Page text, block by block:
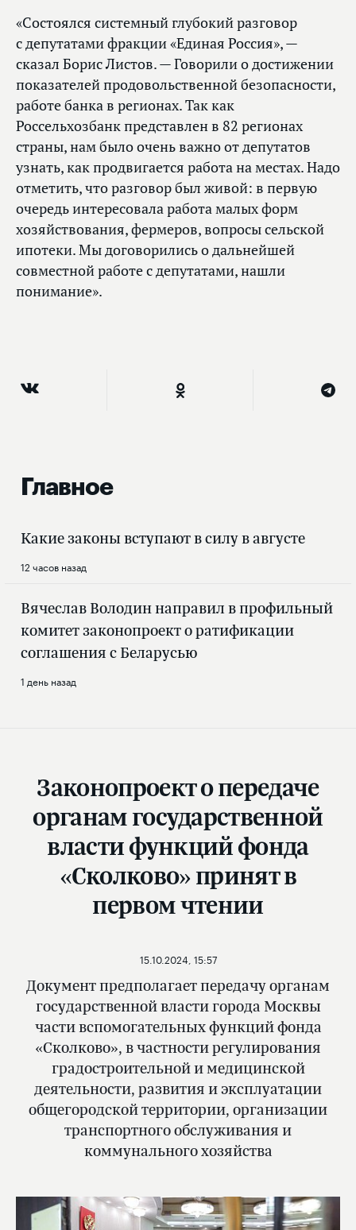
«Состоялся системный глубокий разговор
с депутатами фракции «Единая Россия», —
сказал Борис Листов. — Говорили о достижении
показателей продовольственной безопасности,
работе банка в регионах. Так как
Россельхозбанк представлен в 82 регионах
страны, нам было очень важно от депутатов
узнать, как продвигается работа на местах. Надо
отметить, что разговор был живой: в первую
очередь интересовала работа малых форм
хозяйствования, фермеров, вопросы сельской
ипотеки. Мы договорились о дальнейшей
совместной работе с депутатами, нашли
понимание».
Главное
Какие законы вступают в силу в августе
12 часов назад
Вячеслав Володин направил в профильный
комитет законопроект о ратификации
соглашения с Беларусью
1 день назад
Законопроект о передаче
органам государственной
власти функций фонда
«Сколково» принят в
первом чтении
Документ предполагает передачу органам
государственной власти города Москвы
части вспомогательных функций фонда
«Сколково», в частности регулирования
градостроительной и медицинской
деятельности, развития и эксплуатации
общегородской территории, организации
транспортного обслуживания и
коммунального хозяйства
15.10.2024, 15:57